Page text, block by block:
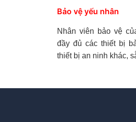
Bảo vệ yếu nhân
Nhân viên bảo vệ
đầy đủ các thiết bị
thiết bị an ninh khác,